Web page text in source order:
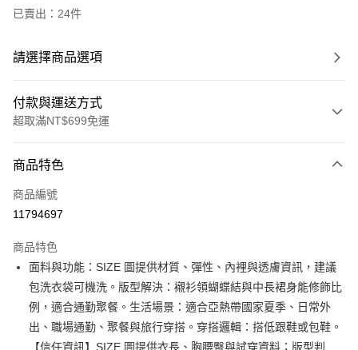
已賣出：24件
請選擇商品選項
付款與運送方式
超取滿NT$699免運
信用卡一次付款
超商取貨付款
Apple Pay
街口支付
悠遊付
商品特色
商品編號
11794697
商品特色
面料與功能：SIZE 圖提供材質、彈性、內裡與透膚資訊，建議
包洗衣袋可機洗。版型解決：襯衫領蝴蝶結與中長裙身能修飾比
例，適合通勤聚餐。生活場景：適合亞熱帶國家夏季、日常外
出、職場通勤、聚餐與旅行穿搭。穿搭邏輯：搭低跟鞋或包鞋。
【信任資訊】SIZE 圖提供衣長、胸腰臀與試穿資料；版型判